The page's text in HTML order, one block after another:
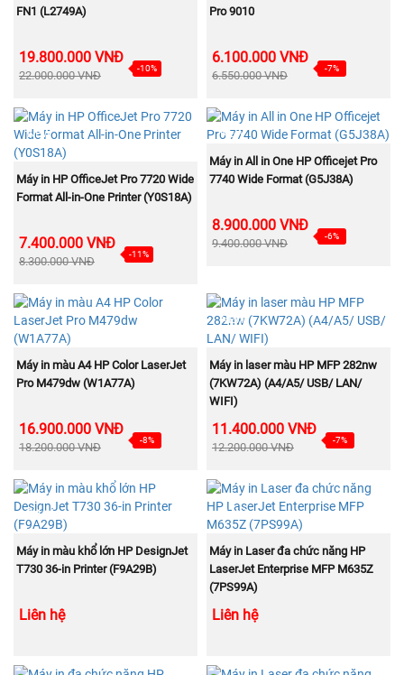
FN1 (L2749A)
19.800.000 VNĐ
22.000.000 VNĐ
-10%
Pro 9010
6.100.000 VNĐ
6.550.000 VNĐ
-7%
NEW
MUA NGAY
Máy in HP OfficeJet Pro 7720 Wide
Format All-in-One Printer (Y0S18A)
7.400.000 VNĐ
8.300.000 VNĐ
-11%
NEW
MUA NGAY
Máy in All in One HP Officejet Pro
7740 Wide Format (G5J38A)
8.900.000 VNĐ
9.400.000 VNĐ
-6%
MUA NGAY
Máy in màu A4 HP Color LaserJet
Pro M479dw (W1A77A)
16.900.000 VNĐ
18.200.000 VNĐ
-8%
NEW
MUA NGAY
Máy in laser màu HP MFP 282nw
(7KW72A) (A4/A5/ USB/ LAN/
WIFI)
11.400.000 VNĐ
12.200.000 VNĐ
-7%
BÁN
CHẠY
MUA NGAY
Máy in màu khổ lớn HP DesignJet
T730 36-in Printer (F9A29B)
Liên hệ
BÁN
CHẠY
MUA NGAY
Máy in Laser đa chức năng HP
LaserJet Enterprise MFP M635Z
(7PS99A)
Liên hệ